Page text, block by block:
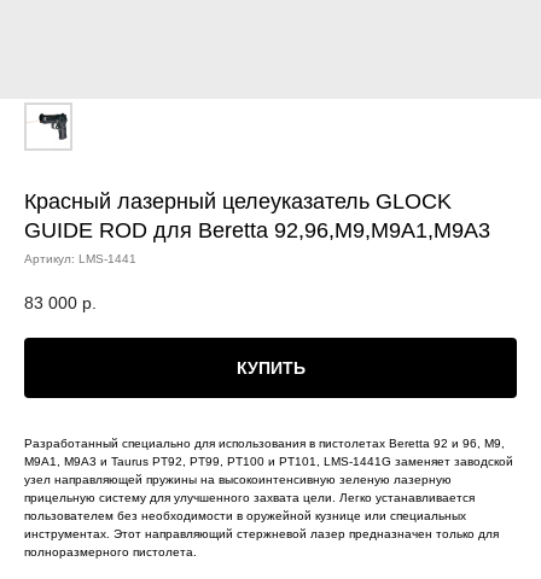
Красный лазерный целеуказатель GLOCK
GUIDE ROD для Beretta 92,96,M9,M9A1,M9A3
Артикул: LMS-1441
83 000 р.
КУПИТЬ
Разработанный специально для использования в пистолетах Beretta 92 и 96, M9,
M9A1, M9A3 и Taurus PT92, PT99, PT100 и PT101, LMS-1441G заменяет заводской
узел направляющей пружины на высокоинтенсивную зеленую лазерную
прицельную систему для улучшенного захвата цели. Легко устанавливается
пользователем без необходимости в оружейной кузнице или специальных
инструментах. Этот направляющий стержневой лазер предназначен только для
полноразмерного пистолета.